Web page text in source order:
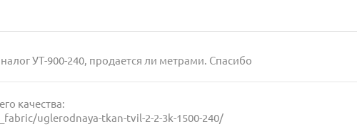
УТ-900-240, продается ли метрами. Спасибо
качества:
uglerodnaya-tkan-tvil-2-2-3k-1500-240/